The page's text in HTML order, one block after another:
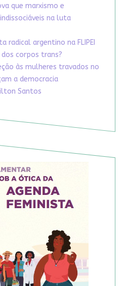
que marxismo e
na luta
radical argentino na FLIPEI
corpos trans?
às mulheres travados no
a democracia
Santos